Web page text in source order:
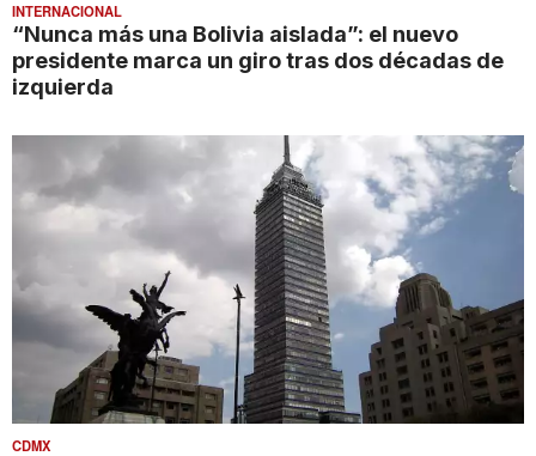
INTERNACIONAL
“Nunca más una Bolivia aislada”: el nuevo
presidente marca un giro tras dos décadas de
izquierda
CDMX